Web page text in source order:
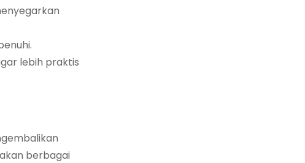
lebih praktis
berbagai